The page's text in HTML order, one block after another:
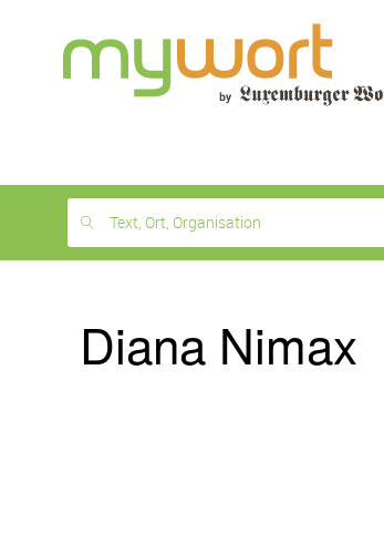
month
free
Text, Ort, Organisation
Diana Nimax